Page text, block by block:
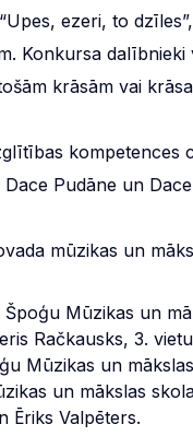
ezeri, to
Konkursa
krāsām vai
kompetences
Pudāne un
mūzikas un
Mūzikas un
Račkausks, 3.
Mūzikas un
un mākslas
Ēriks Valpēters.